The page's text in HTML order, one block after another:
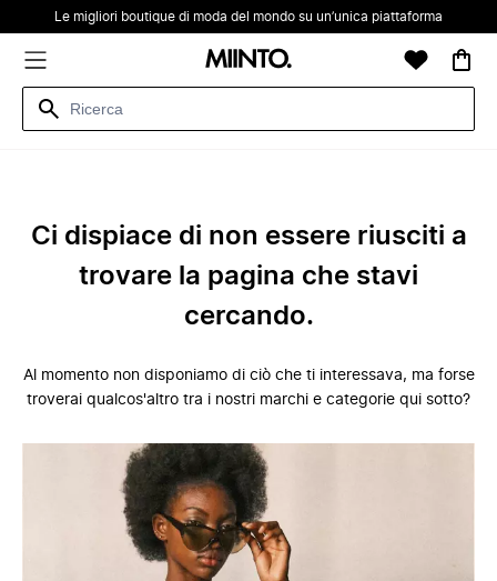
Le migliori boutique di moda del mondo su un’unica piattaforma
Ci dispiace di non essere riusciti a
trovare la pagina che stavi
cercando.
Al momento non disponiamo di ciò che ti interessava, ma forse
troverai qualcos'altro tra i nostri marchi e categorie qui sotto?